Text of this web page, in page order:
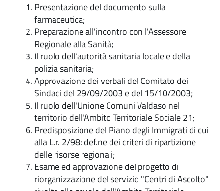
Presentazione del documento sulla
farmaceutica;
Preparazione all'incontro con l'Assessore
Regionale alla Sanità;
Il ruolo dell'autorità sanitaria locale e della
polizia sanitaria;
Approvazione dei verbali del Comitato dei
Sindaci del 29/09/2003 e del 15/10/2003;
Il ruolo dell'Unione Comuni Valdaso nel
territorio dell'Ambito Territoriale Sociale 21;
Predisposizione del Piano degli Immigrati di cui
alla L.r. 2/98: def.ne dei criteri di ripartizione
delle risorse regionali;
Esame ed approvazione del progetto di
riorganizzazione del servizio "Centri di Ascolto"